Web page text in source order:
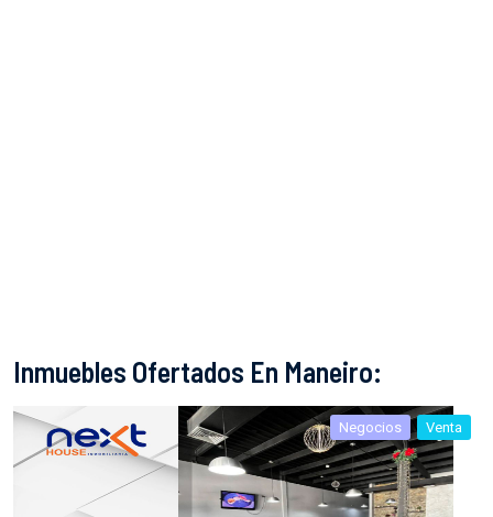
Inmuebles Ofertados En Maneiro:
Negocios Venta